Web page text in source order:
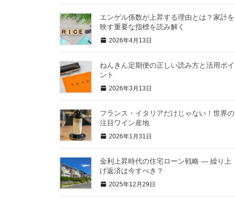
エンゲル係数が上昇する理由とは？家計を
映す重要な指標を読み解く
2026年4月13日
ねんきん定期便の正しい読み方と活用ポイ
ント
2026年3月13日
フランス・イタリアだけじゃない！世界の
注目ワイン産地
2026年1月31日
金利上昇時代の住宅ローン戦略 ― 繰り上
げ返済は今すべき？
2025年12月29日